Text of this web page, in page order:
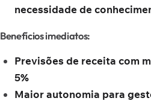
necessidade de
Benefícios imediatos:
Previsões de receita com
5%
Maior autonomia para